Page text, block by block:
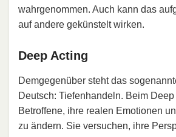
wahrgenommen. Auch kann das
auf andere gekünstelt wirken.
Deep Acting
Demgegenüber steht das
Deutsch: Tiefenhandeln. Beim
Betroffene, ihre realen Emotionen
zu ändern. Sie versuchen, ihre